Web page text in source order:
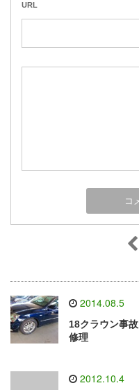
URL
2014.08.5
18クラウン事故
修理
2012.10.4